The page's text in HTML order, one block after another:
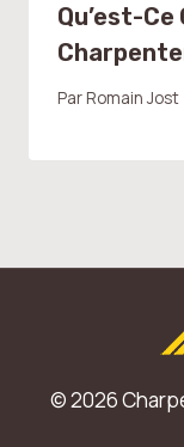
Qu’est-Ce
Par Romain Jost
© 2026